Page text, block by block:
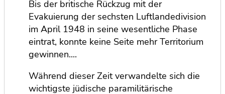
Bis der britische Rückzug mit der
Evakuierung der sechsten Luftlandedivision
im April 1948 in seine wesentliche Phase
eintrat, konnte keine Seite mehr Territorium
gewinnen....
Während dieser Zeit verwandelte sich die
wichtigste jüdische paramilitärische